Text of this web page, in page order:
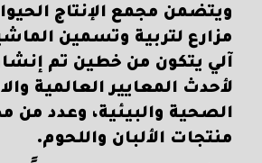
ويتضمن مجمع الإنتاج
مزارع لتربية وتسمين
آلي يتكون من خطين تم
لأحدث المعايير العالمية
الصحية والبيئية، وعدد من
منتجات الألبان واللحوم.